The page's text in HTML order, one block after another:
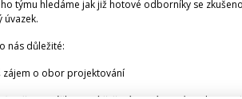
týmu hledáme jak již hotové odborníky se
úvazek.
nás důležité:
o obor projektování